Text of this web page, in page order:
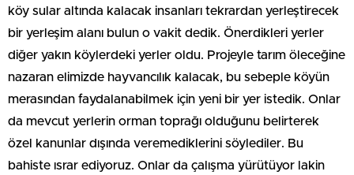
köy sular altında kalacak insanları tekrardan yerleştirecek
bir yerleşim alanı bulun o vakit dedik. Önerdikleri yerler
diğer yakın köylerdeki yerler oldu. Projeyle tarım öleceğine
nazaran elimizde hayvancılık kalacak, bu sebeple köyün
merasından faydalanabilmek için yeni bir yer istedik. Onlar
da mevcut yerlerin orman toprağı olduğunu belirterek
özel kanunlar dışında veremediklerini söylediler. Bu
bahiste ısrar ediyoruz. Onlar da çalışma yürütüyor lakin